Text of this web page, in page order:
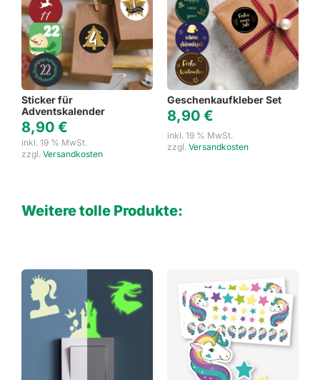
Sticker für
Adventskalender
8,90 €
inkl. 19 % MwSt.
zzgl. Versandkosten
Geschenkaufkleber Set
8,90 €
inkl. 19 % MwSt.
zzgl. Versandkosten
Weitere tolle Produkte: